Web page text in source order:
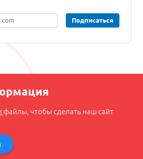
Подписаться
файлы, чтобы сделать наш сайт